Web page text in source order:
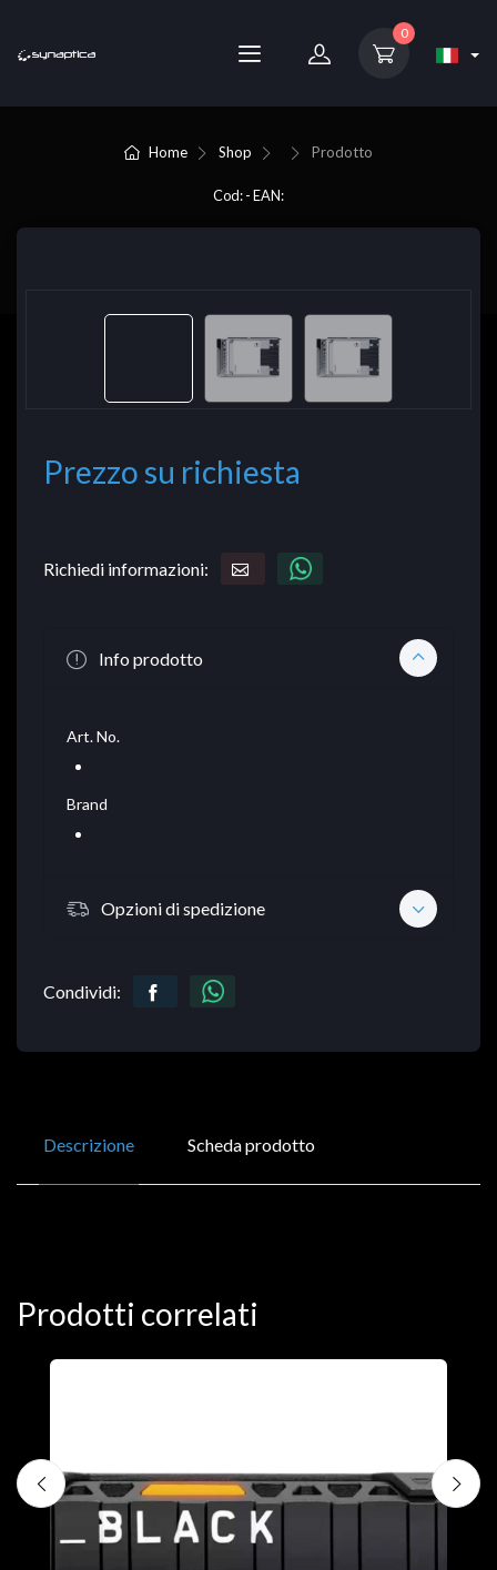
0
Home Shop Prodotto
Cod: - EAN:
Prezzo su richiesta
Richiedi informazioni:
Info prodotto
Art. No.
Brand
Opzioni di spedizione
Condividi:
Descrizione Scheda prodotto
Prodotti correlati